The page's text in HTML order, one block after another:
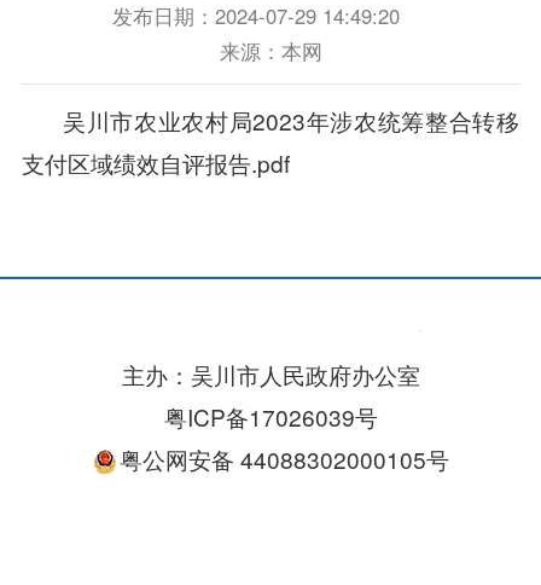
发布日期：2024-07-29 14:49:20
来源：本网
吴川市农业农村局2023年涉农统筹整合转移
支付区域绩效自评报告.pdf
主办：吴川市人民政府办公室
粤ICP备17026039号
粤公网安备 44088302000105号